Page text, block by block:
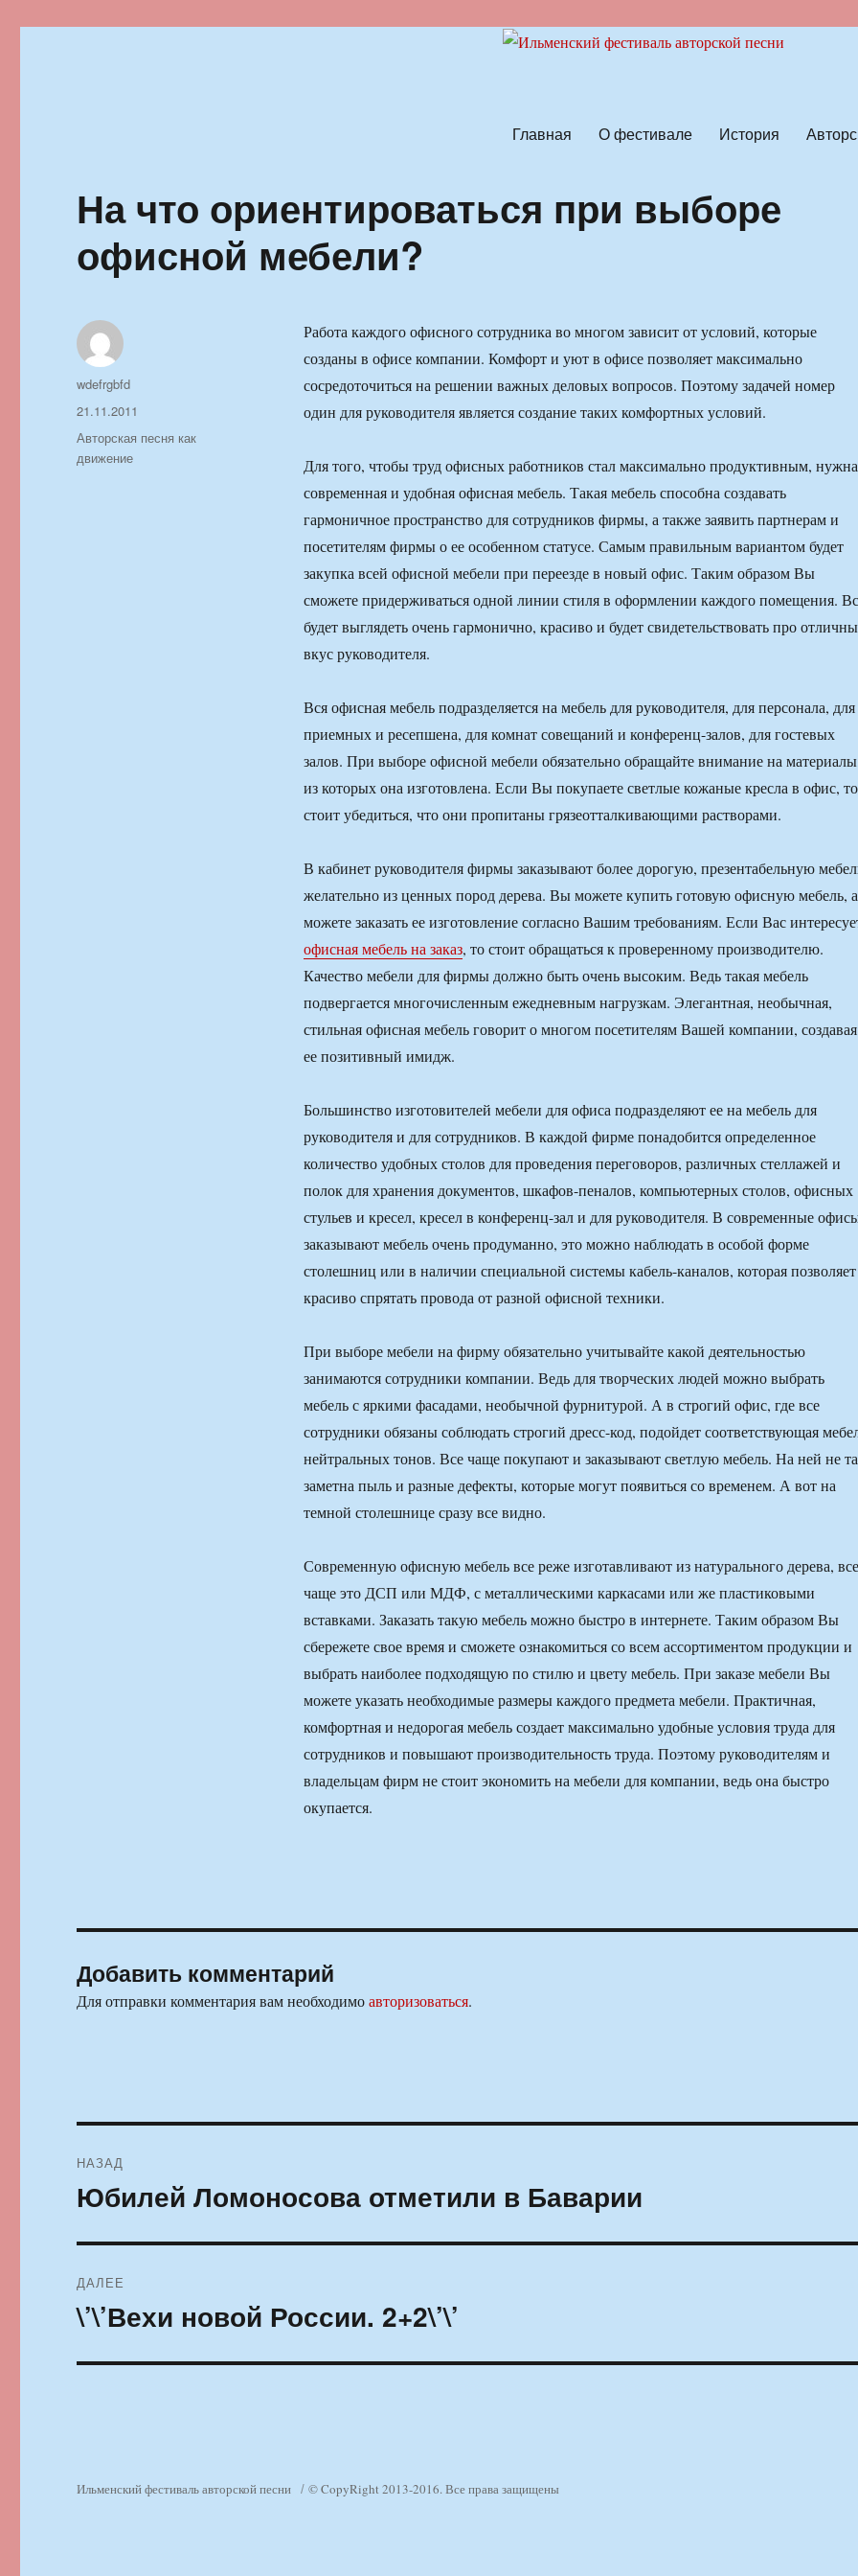
Главная О фестивале История
На что ориентироваться при выборе
офисной мебели?
Работа каждого офисного сотрудника во многом зависит от условий, которые
созданы в офисе компании. Комфорт и уют в офисе позволяет максимально
сосредоточиться на решении важных деловых вопросов. Поэтому задачей номер
один для руководителя является создание таких комфортных условий.
Для того, чтобы труд офисных работников стал максимально продуктивным, нужна
современная и удобная офисная мебель. Такая мебель способна создавать
гармоничное пространство для сотрудников фирмы, а также заявить партнерам и
посетителям фирмы о ее особенном статусе. Самым правильным вариантом будет
закупка всей офисной мебели при переезде в новый офис. Таким образом Вы
сможете придерживаться одной линии стиля в оформлении каждого помещения.
будет выглядеть очень гармонично, красиво и будет свидетельствовать про
вкус руководителя.
Вся офисная мебель подразделяется на мебель для руководителя, для персонала, для
приемных и ресепшена, для комнат совещаний и конференц-залов, для гостевых
залов. При выборе офисной мебели обязательно обращайте внимание на
из которых она изготовлена. Если Вы покупаете светлые кожаные кресла в офис, то
стоит убедиться, что они пропитаны грязеотталкивающими растворами.
В кабинет руководителя фирмы заказывают более дорогую, презентабельную
желательно из ценных пород дерева. Вы можете купить готовую офисную мебель, а
можете заказать ее изготовление согласно Вашим требованиям. Если Вас
офисная мебель на заказ, то стоит обращаться к проверенному производителю.
Качество мебели для фирмы должно быть очень высоким. Ведь такая мебель
подвергается многочисленным ежедневным нагрузкам. Элегантная, необычная,
стильная офисная мебель говорит о многом посетителям Вашей компании, создавая
ее позитивный имидж.
Большинство изготовителей мебели для офиса подразделяют ее на мебель для
руководителя и для сотрудников. В каждой фирме понадобится определенное
количество удобных столов для проведения переговоров, различных стеллажей и
полок для хранения документов, шкафов-пеналов, компьютерных столов, офисных
стульев и кресел, кресел в конференц-зал и для руководителя. В современные
заказывают мебель очень продуманно, это можно наблюдать в особой форме
столешниц или в наличии специальной системы кабель-каналов, которая позволяет
красиво спрятать провода от разной офисной техники.
При выборе мебели на фирму обязательно учитывайте какой деятельностью
занимаются сотрудники компании. Ведь для творческих людей можно выбрать
мебель с яркими фасадами, необычной фурнитурой. А в строгий офис, где все
сотрудники обязаны соблюдать строгий дресс-код, подойдет соответствующая
нейтральных тонов. Все чаще покупают и заказывают светлую мебель. На ней не
заметна пыль и разные дефекты, которые могут появиться со временем. А вот на
темной столешнице сразу все видно.
Современную офисную мебель все реже изготавливают из натурального дерева, все
чаще это ДСП или МДФ, с металлическими каркасами или же пластиковыми
вставками. Заказать такую мебель можно быстро в интернете. Таким образом Вы
сбережете свое время и сможете ознакомиться со всем ассортиментом продукции и
выбрать наиболее подходящую по стилю и цвету мебель. При заказе мебели Вы
можете указать необходимые размеры каждого предмета мебели. Практичная,
комфортная и недорогая мебель создает максимально удобные условия труда для
сотрудников и повышают производительность труда. Поэтому руководителям и
владельцам фирм не стоит экономить на мебели для компании, ведь она быстро
окупается.
Автор
wdefrgbfd
Опубликовано
21.11.2011
Рубрики
Авторская песня как
движение
Добавить комментарий
Для отправки комментария вам необходимоавторизоваться.
по
НАЗАД
Предыдущая
Юбилей Ломоносова отметили в Баварии
ДАЛЕЕ
Следующая
\’\’Вехи новой России. 2+2\’\’
Ильменский фестиваль авторской песни © CopyRight 2013-2016. Все права защищены